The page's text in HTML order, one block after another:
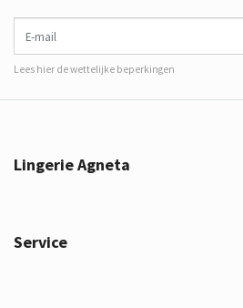
Lees hier de wettelijke beperkingen
Lingerie Agneta
Service